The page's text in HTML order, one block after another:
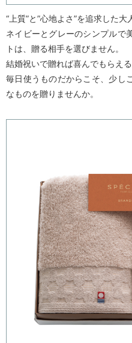
“上質”と”心地よさ”を追求した
ネイビーとグレーのシンプルで
トは、贈る相手を選びません。
結婚祝いで贈れば喜んでもらえる
毎日使うものだからこそ、少し
なものを贈りませんか。